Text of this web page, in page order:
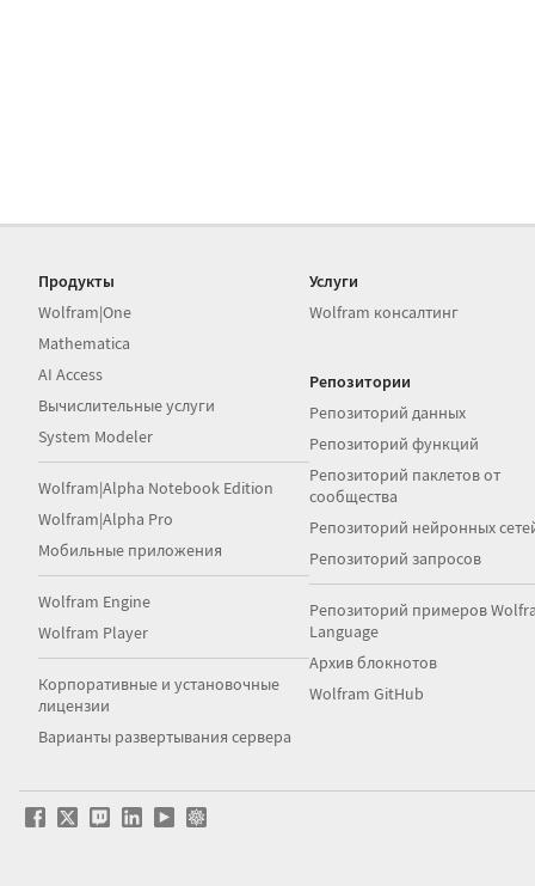
Продукты
Wolfram|One
Mathematica
AI Access
Вычислительные услуги
System Modeler
Wolfram|Alpha Notebook Edition
Wolfram|Alpha Pro
Мобильные приложения
Wolfram Engine
Wolfram Player
Корпоративные и установочные
лицензии
Варианты развертывания сервера
Услуги
Wolfram консалтинг
Репозитории
Репозиторий данных
Репозиторий функций
Репозиторий паклетов от
сообщества
Репозиторий нейронных
Репозиторий запросов
Репозиторий примеров
Language
Архив блокнотов
Wolfram GitHub